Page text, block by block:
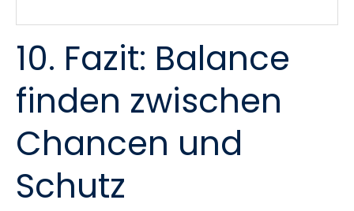
10. Fazit: Balance
finden zwischen
Chancen und
Schutz